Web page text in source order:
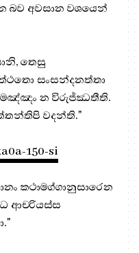
බව අවසාන වශයෙන්
තෙසු
සංසන්දනත්තා
න විරුජ්ඣතීති.
වදන්ති."
150-si
කථාමග්ගානුසාරෙන
ආචරියස්ස